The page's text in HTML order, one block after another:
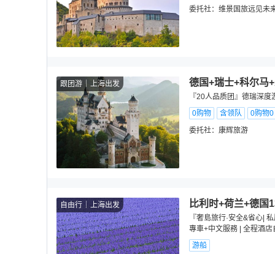
委托社： 维景国旅远见未
跟团游 上海出发 德国+瑞士+科尔马
『20人品质团』德瑞深
0购物
含领队
0购物
委托社： 康辉旅游
自由行 上海出发 比利时+荷兰+德国
『奢島旅行·安全&省心|
專車+中文服務 | 全程酒店
游船